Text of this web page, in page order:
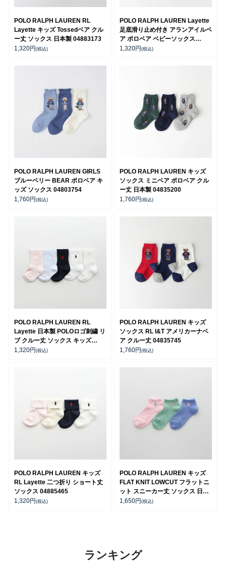
POLO RALPH LAUREN RL
Layette キッズ Tossedベア クル
ー丈 ソックス 日本製 04883173
1,320円 (税込)
POLO RALPH LAUREN Layette
足底滑り止め付き アランアイルベ
ア ポロベア ベビーソックス
04883175
1,320円 (税込)
POLO RALPH LAUREN GIRLS
ブルーベリー BEAR ポロベア キ
ッズ ソックス 04803754
1,760円 (税込)
POLO RALPH LAUREN キッズ
ソックス ミニベア ポロベア クル
ー丈 日本製 04835200
1,760円 (税込)
POLO RALPH LAUREN RL
Layette 日本製 POLOロゴ刺繍 リ
ブ クルー丈 ソックス キッズ
04885506
1,320円 (税込)
POLO RALPH LAUREN キッズ
ソックス RL I&T アメリカーナベ
ア クルー丈 04835745
1,760円 (税込)
POLO RALPH LAUREN キッズ
RL Layette 二つ折り ショート丈
ソックス 04885465
1,320円 (税込)
POLO RALPH LAUREN キッズ
FLAT KNIT LOWCUT フラットニ
ット スニーカー丈 ソックス 日本
製 04803725
1,650円 (税込)
ランキング